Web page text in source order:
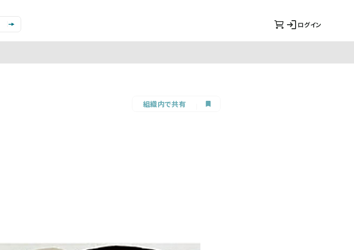
ログイン
組織内で共有